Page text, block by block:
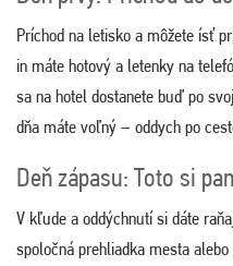
Príchod na letisko a môžete ísť
in máte hotový a letenky na
sa na hotel dostanete buď po
dňa máte voľný – oddych po
Deň zápasu: Toto si
V kľude a oddýchnutí si dáte
spoločná prehliadka mesta